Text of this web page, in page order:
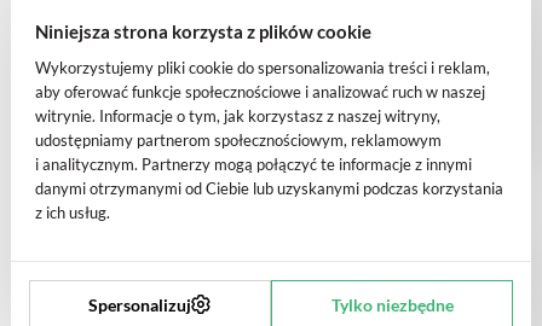
Porada psychologiczna dla dzieci i młodzieży z rodzicami -
wizyta pierwszorazowa (online) - nowy cennik od 4.11.
280.00 zł zmień
Najbliższy wolny termin: dzisiaj
13:00 14:00 15:00
mgr Bernadeta Gieżyńska
psycholog, Psycholog dzieci i młodzieży,
psychoterapeuta, psychoterapeuta poznawczo-
behawioralny (CBT)
Niniejsza strona korzysta z plików cookie
Wykorzystujemy pliki cookie do spersonalizowania treści i reklam,
aby oferować funkcje społecznościowe i analizować ruch w naszej
witrynie. Informacje o tym, jak korzystasz z naszej witryny,
udostępniamy partnerom społecznościowym, reklamowym
i analitycznym. Partnerzy mogą połączyć te informacje z innymi
danymi otrzymanymi od Ciebie lub uzyskanymi podczas korzystania
z ich usług.
Spersonalizuj Tylko niezbędne